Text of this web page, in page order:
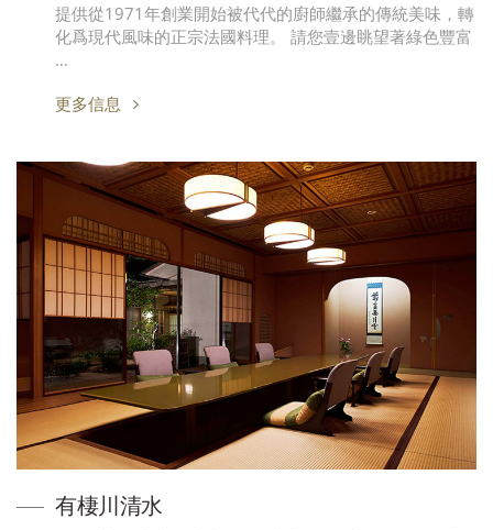
提供從1971年創業開始被代代的廚師繼承的傳統美味，轉
化爲現代風味的正宗法國料理。 請您壹邊眺望著綠色豐富
…
更多信息
有棲川清水